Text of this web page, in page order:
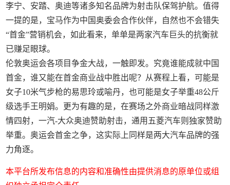
李宁、安踏、奥迪等诸多知名品牌为射击队保驾护航。值得
一提的是，宝马作为中国奥委会合作伙伴，自然也不会错失
“首金”营销机会，如此看来，单单是两家汽车巨头的抗衡就
已赚足眼球。
伦敦奥运会各项目争金大战，一触即发。究竟谁能成就中国
首金，谁又能在首金商业战中胜出呢？从赛程上看，可能是
女子10米气步枪的易思玲或喻丹，也可能是女子举重48公斤
级选手王明娟。更为有趣的是，在赛场之外商业暗战同样激
情四射，一汽-大众奥迪赞助射击，通用五菱汽车则独家赞助
举重。奥运会首金之争，这实际上同样是两大汽车品牌的强
力角逐。
本平台所发布信息的内容和准确性由提供消息的原单位或组